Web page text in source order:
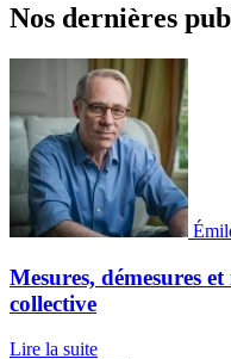
Nos dernières
Mesures, démesures
collective
Lire la suite